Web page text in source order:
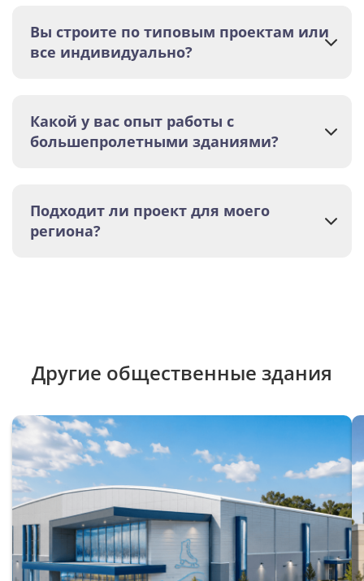
Вы строите по типовым проектам или
все индивидуально?
Какой у вас опыт работы с
большепролетными зданиями?
Подходит ли проект для моего
региона?
Другие общественные здания